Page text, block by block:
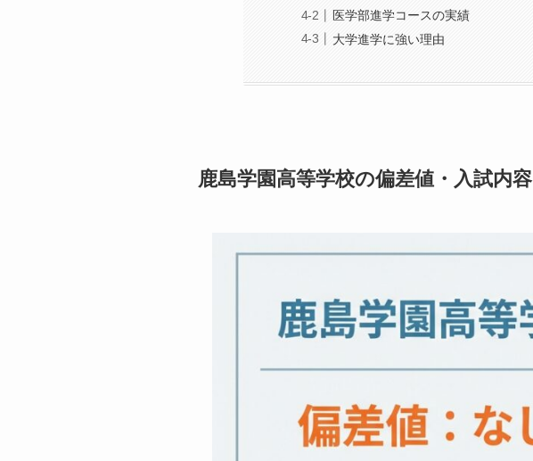
医学部進学コースの実績
大学進学に強い理由
鹿島学園高等学校の偏差値・入試内容